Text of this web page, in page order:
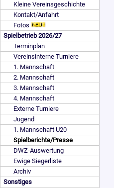
Kleine Vereinsgeschichte
Kontakt/Anfahrt
Fotos
Spielbetrieb 2026/27
Terminplan
Vereinsinterne Turniere
1. Mannschaft
2. Mannschaft
3. Mannschaft
4. Mannschaft
Externe Turniere
Jugend
1. Mannschaft U20
Spielberichte/Presse
DWZ-Auswertung
Ewige Siegerliste
Archiv
Sonstiges